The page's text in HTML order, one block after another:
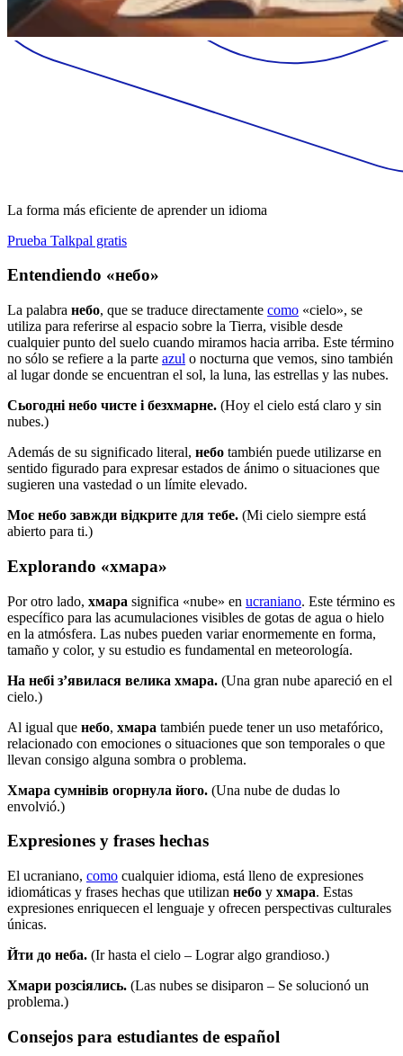
La forma más eficiente de aprender un idioma
Prueba Talkpal gratis
Entendiendo «небо»
La palabra небо, que se traduce directamente como «cielo», se
utiliza para referirse al espacio sobre la Tierra, visible desde
cualquier punto del suelo cuando miramos hacia arriba. Este término
no sólo se refiere a la parte azul o nocturna que vemos, sino también
al lugar donde se encuentran el sol, la luna, las estrellas y las nubes.
Сьогодні небо чисте і безхмарне. (Hoy el cielo está claro y sin
nubes.)
Además de su significado literal, небо también puede utilizarse en
sentido figurado para expresar estados de ánimo o situaciones que
sugieren una vastedad o un límite elevado.
Моє небо завжди відкрите для тебе. (Mi cielo siempre está
abierto para ti.)
Explorando «хмара»
Por otro lado, хмара significa «nube» en ucraniano. Este término es
específico para las acumulaciones visibles de gotas de agua o hielo
en la atmósfera. Las nubes pueden variar enormemente en forma,
tamaño y color, y su estudio es fundamental en meteorología.
На небі з’явилася велика хмара. (Una gran nube apareció en el
cielo.)
Al igual que небо, хмара también puede tener un uso metafórico,
relacionado con emociones o situaciones que son temporales o que
llevan consigo alguna sombra o problema.
Хмара сумнівів огорнула його. (Una nube de dudas lo
envolvió.)
Expresiones y frases hechas
El ucraniano, como cualquier idioma, está lleno de expresiones
idiomáticas y frases hechas que utilizan небо y хмара. Estas
expresiones enriquecen el lenguaje y ofrecen perspectivas culturales
únicas.
Йти до неба. (Ir hasta el cielo – Lograr algo grandioso.)
Хмари розсіялись. (Las nubes se disiparon – Se solucionó un
problema.)
Consejos para estudiantes de español